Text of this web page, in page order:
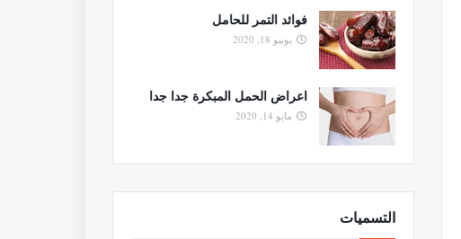
فوائد التمر للحامل
يونيو 18, 2020
اعراض الحمل المبكرة جدا جدا
مايو 14, 2020
التسميات